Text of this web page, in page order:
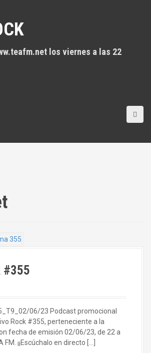
los viernes a las 22
#355
06/23 Podcast promocional
Rock #355, perteneciente a la
fecha de emisión 02/06/23, de 22 a
¡¡Escúchalo en directo […]